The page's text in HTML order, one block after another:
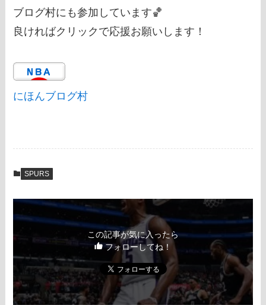
ブログ村にも参加しています🏀
良ければクリックで応援お願いします！
にほんブログ村
SPURS
この記事が気に入ったら
フォローしてね！